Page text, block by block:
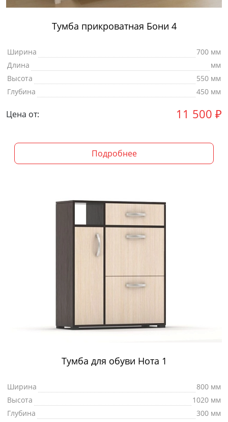
Тумба прикроватная Бони 4
Ширина
700 мм
Длина
мм
Высота
550 мм
Глубина
450 мм
Цена от: 11 500 ₽
Подробнее
Тумба для обуви Нота 1
Ширина
800 мм
Высота
1020 мм
Глубина
300 мм